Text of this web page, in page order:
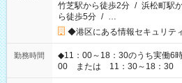
竹芝駅から徒歩2分 / 浜松町駅
ら徒歩5分 / …
◆港区にある情報セキュリテ
勤務時間
◆11：00～18：30のうち実働6
00 または 11：30～18：30 。*。ブランクOK！。*。 例え
ば前職が、 在宅/財団法人/事務/